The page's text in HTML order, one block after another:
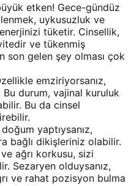
etken! Gece-gündüz
uykusuzluk ve
tüketir. Cinsellik,
ve tükenmiş
son gelen şey olması çok
emziriyorsanız,
durum, vajinal kuruluk
Bu da cinsel
yaptıysanız,
bağlı dikişleriniz olabilir.
ağrı korkusu, sizi
Sezaryen olduysanız,
ve rahat pozisyon bulma